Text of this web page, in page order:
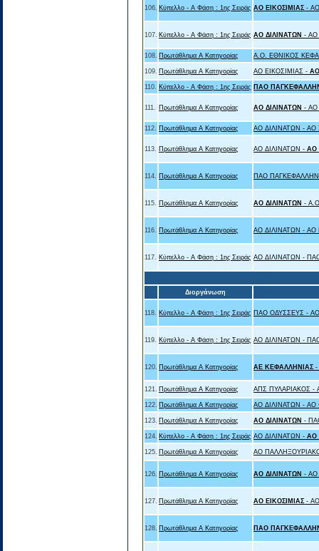
106. Κύπελλο - Α Φάση : 1ης Σειράς ΑΟ ΕΙΚΟΣΙΜΙΑΣ -
107. Κύπελλο - Α Φάση : 1ης Σειράς ΑΟ ΔΙΛΙΝΑΤΩΝ - ΑΟ
108. Πρωτάθλημα Α Κατηγορίας A.O. ΕΘΝΙΚΟΣ
109. Πρωτάθλημα Α Κατηγορίας ΑΟ ΕΙΚΟΣΙΜΙΑΣ -
110. Κύπελλο - Α Φάση : 1ης Σειράς ΠΑΟ
111. Πρωτάθλημα Α Κατηγορίας ΑΟ ΔΙΛΙΝΑΤΩΝ - ΑΟ
112. Πρωτάθλημα Α Κατηγορίας ΑΟ ΔΙΛΙΝΑΤΩΝ -
113. Πρωτάθλημα Α Κατηγορίας ΑΟ ΔΙΛΙΝΑΤΩΝ - ΑΟ
114. Πρωτάθλημα Α Κατηγορίας ΠΑΟ
115. Πρωτάθλημα Α Κατηγορίας ΑΟ ΔΙΛΙΝΑΤΩΝ -
116. Πρωτάθλημα Α Κατηγορίας ΑΟ ΔΙΛΙΝΑΤΩΝ - ΑΟ
117. Κύπελλο - Α Φάση : 1ης Σειράς ΑΟ ΔΙΛΙΝΑΤΩΝ -
Διοργάνωση
118. Κύπελλο - Α Φάση : 1ης Σειράς ΠΑΟ ΟΔΥΣΣΕΥΣ -
119. Κύπελλο - Α Φάση : 1ης Σειράς ΑΟ ΔΙΛΙΝΑΤΩΝ -
120. Πρωτάθλημα Α Κατηγορίας ΑΕ ΚΕΦΑΛΛΗΝΙΑΣ -
121. Πρωτάθλημα Α Κατηγορίας ΑΠΣ ΠΥΛΑΡΙΑΚΟΣ -
122. Πρωτάθλημα Α Κατηγορίας ΑΟ ΔΙΛΙΝΑΤΩΝ - ΑΟ
123. Πρωτάθλημα Α Κατηγορίας ΑΟ ΔΙΛΙΝΑΤΩΝ -
124. Κύπελλο - Α Φάση : 1ης Σειράς ΑΟ ΔΙΛΙΝΑΤΩΝ - ΑΟ
125. Πρωτάθλημα Α Κατηγορίας ΑΟ
126. Πρωτάθλημα Α Κατηγορίας ΑΟ ΔΙΛΙΝΑΤΩΝ -
127. Πρωτάθλημα Α Κατηγορίας ΑΟ ΕΙΚΟΣΙΜΙΑΣ -
128. Πρωτάθλημα Α Κατηγορίας ΠΑΟ